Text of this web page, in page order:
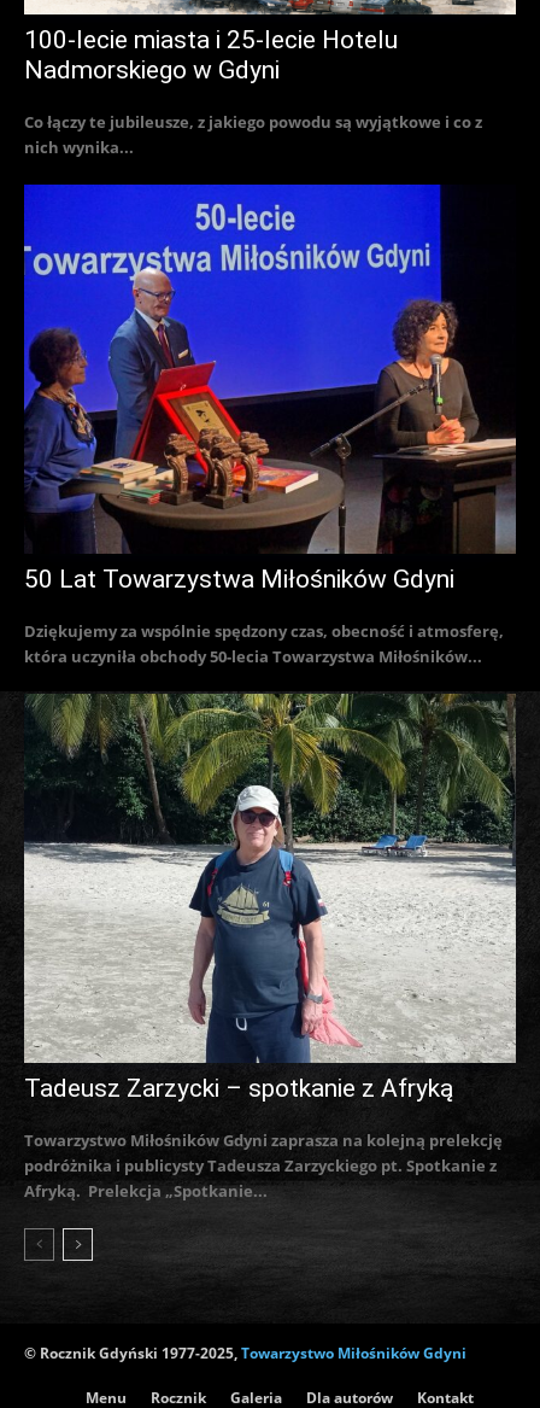
100-lecie miasta i 25-lecie Hotelu
Nadmorskiego w Gdyni
Co łączy te jubileusze, z jakiego powodu są wyjątkowe i co z
nich wynika...
50 Lat Towarzystwa Miłośników Gdyni
Dziękujemy za wspólnie spędzony czas, obecność i atmosferę,
która uczyniła obchody 50-lecia Towarzystwa Miłośników...
Tadeusz Zarzycki – spotkanie z Afryką
Towarzystwo Miłośników Gdyni zaprasza na kolejną prelekcję
podróżnika i publicysty Tadeusza Zarzyckiego pt. Spotkanie z
Afryką. Prelekcja „Spotkanie...
© Rocznik Gdyński 1977-2025,Towarzystwo Miłośników Gdyni
Menu Rocznik Galeria Dla autorów Kontakt